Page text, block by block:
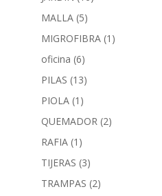
MALLA (5)
MIGROFIBRA (1)
oficina (6)
PILAS (13)
PIOLA (1)
QUEMADOR (2)
RAFIA (1)
TIJERAS (3)
TRAMPAS (2)